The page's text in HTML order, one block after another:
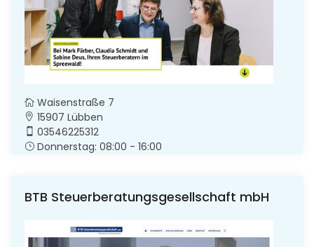
Waisenstraße 7
15907 Lübben
03546225312
Donnerstag: 08:00 - 16:00
BTB Steuerberatungsgesellschaft mbH